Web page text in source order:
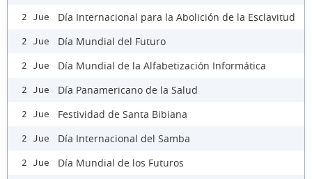
2 Jue Día Internacional para la Abolición de la Esclavitud
2 Jue Día Mundial del Futuro
2 Jue Día Mundial de la Alfabetización Informática
2 Jue Día Panamericano de la Salud
2 Jue Festividad de Santa Bibiana
2 Jue Día Internacional del Samba
2 Jue Día Mundial de los Futuros